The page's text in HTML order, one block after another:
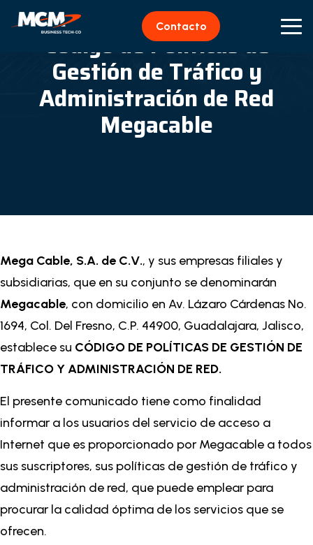
Contacto
Código de Políticas de
Gestión de Tráfico y
Administración de Red
Megacable
Mega Cable, S.A. de C.V., y sus empresas filiales y
subsidiarias, que en su conjunto se denominarán
Megacable, con domicilio en Av. Lázaro Cárdenas No.
1694, Col. Del Fresno, C.P. 44900, Guadalajara, Jalisco,
establece su CÓDIGO DE POLÍTICAS DE GESTIÓN DE
TRÁFICO Y ADMINISTRACIÓN DE RED.
El presente comunicado tiene como finalidad
informar a los usuarios del servicio de acceso a
Internet que es proporcionado por Megacable a todos
sus suscriptores, sus políticas de gestión de tráfico y
administración de red, que puede emplear para
procurar la calidad óptima de los servicios que se
ofrecen.